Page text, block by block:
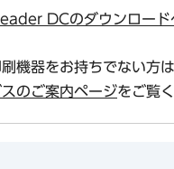
DCのダウンロード
機器をお持ちでない方
のご案内ページをご覧